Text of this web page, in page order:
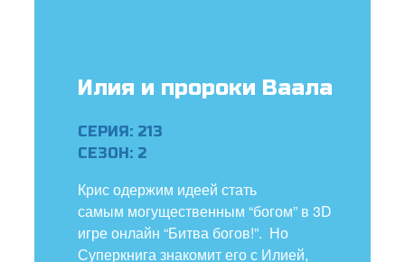
Илия и пророки Ваала
СЕРИЯ: 213
СЕЗОН: 2
Крис одержим идеей стать
самым могущественным “богом” в 3D
игре онлайн “Битва богов!”. Но
Суперкнига знакомит его с Илией,